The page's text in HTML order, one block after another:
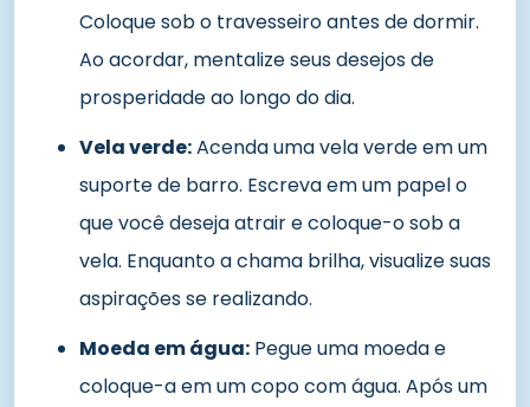
Coloque sob o travesseiro antes de dormir.
Ao acordar, mentalize seus desejos de
prosperidade ao longo do dia.
Vela verde:Acenda uma vela verde em um
suporte de barro. Escreva em um papel o
que você deseja atrair e coloque-o sob a
vela. Enquanto a chama brilha, visualize suas
aspirações se realizando.
Moeda em água: Pegue uma moeda e
coloque-a em um copo com água. Após um